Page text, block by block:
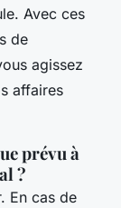
Avec ces
de
agissez
affaires
prévu à
?
En cas de